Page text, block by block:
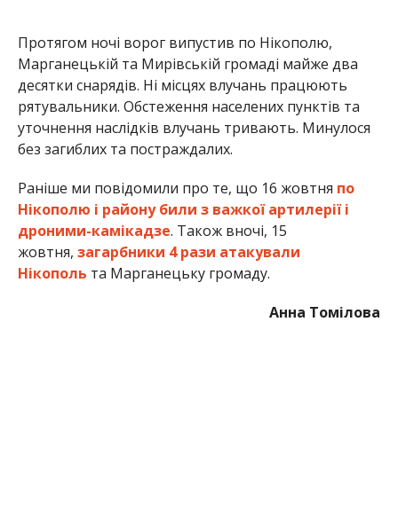
Протягом ночі ворог випустив по Нікополю,
Марганецькій та Мирівській громаді майже два
десятки снарядів. Ні місцях влучань працюють
рятувальники. Обстеження населених пунктів та
уточнення наслідків влучань тривають. Минулося
без загиблих та постраждалих.
Раніше ми повідомили про те, що 16 жовтня по
Нікополю і району били з важкої артилерії і
дроними-камікадзе. Також вночі, 15
жовтня, загарбники 4 рази атакували
Нікополь та Марганецьку громаду.
Анна Томілова